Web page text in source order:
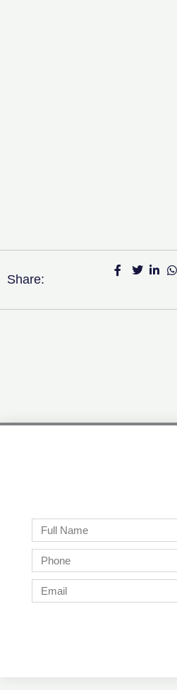
Share:
Full
Name
Phone
Email